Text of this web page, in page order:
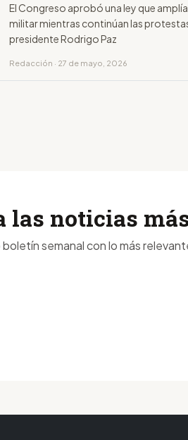
El Congreso aprobó una ley que
militar mientras continúan las
presidente Rodrigo Paz
Redacción · 27 de mayo, 2026
las noticias
semanal con lo más